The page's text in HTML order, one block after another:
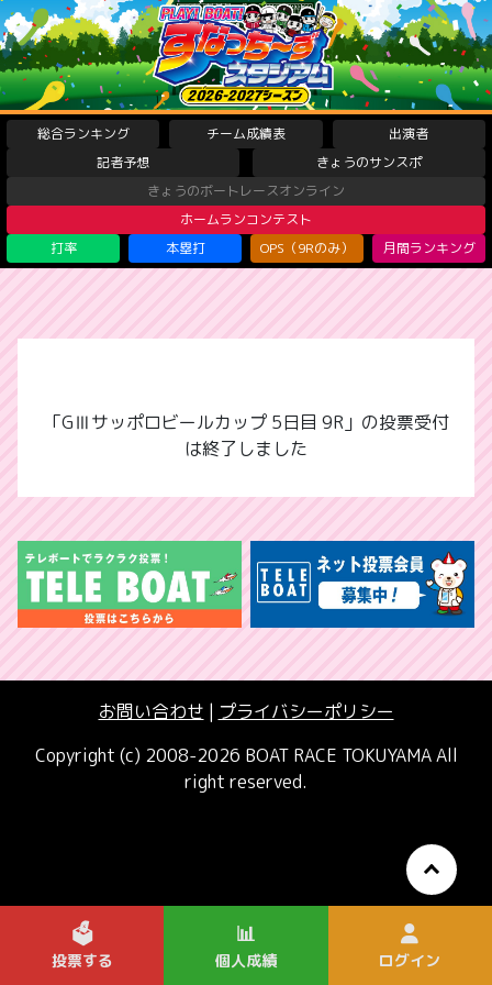
総合ランキング チーム成績表
出演者
記者予想
きょうのサンスポ
きょうのボートレースオンライン
ホームランコンテスト
打率
本塁打 OPS（9Rのみ） 月間ランキング
「GⅢサッポロビールカップ 5日目 9R」の投票受付
は終了しました
お問い合わせ | プライバシーポリシー
Copyright (c) 2008-2026 BOAT RACE TOKUYAMA All
right reserved.
🗳️
投票する
📊
個人成績 ログイン